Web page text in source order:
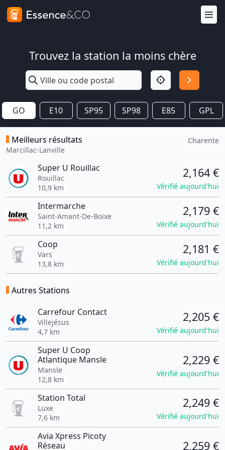
Trouvez la station la moins chère
GO E10 SP95 SP98 E85 GPL
Meilleurs résultats
Marcillac-Lanville
Charente
Super U Rouillac
Rouillac
10,9 km
2,164 €
Vérifié aujourd'hui
Intermarche
Saint-Amant-De-Boixe
11,2 km
2,179 €
Vérifié aujourd'hui
Coop
Vars
13,8 km
2,181 €
Vérifié aujourd'hui
Autres Stations
Carrefour Contact
Villejésus
4,7 km
2,205 €
Vérifié aujourd'hui
Super U Coop
Atlantique Mansle
Mansle
12,8 km
2,229 €
Vérifié aujourd'hui
Station Total
Luxe
7,6 km
2,249 €
Vérifié aujourd'hui
Avia Xpress Picoty
Réseau
2,259 €